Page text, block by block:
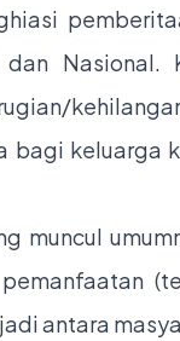
Nasional.
bagi keluarga
muncul
antara